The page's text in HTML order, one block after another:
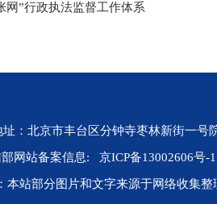
网”行政执法监督工作体系
址：北京市丰台区分钟寺枣林新街一
网站备案信息: 京ICP备13002606号-1
本站部分图片和文字来源于网络收集